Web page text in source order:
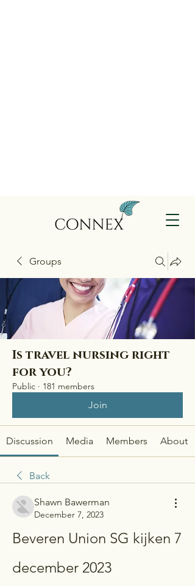
Groups
Is travel nursing right
for you?
Public · 181 members
Join
Discussion Media Members About
Back
Shawn Bawerman
December 7, 2023
Beveren Union SG kijken 7
december 2023